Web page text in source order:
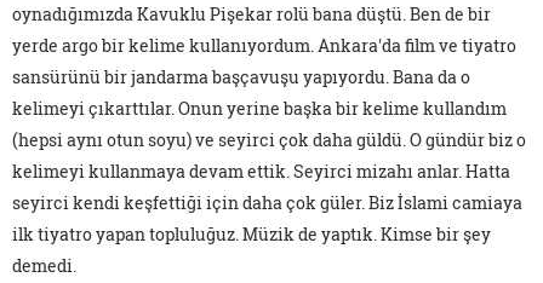
oynadığımızda Kavuklu Pişekar rolü bana düştü. Ben de bir
yerde argo bir kelime kullanıyordum. Ankara'da film ve tiyatro
sansürünü bir jandarma başçavuşu yapıyordu. Bana da o
kelimeyi çıkarttılar. Onun yerine başka bir kelime kullandım
(hepsi aynı otun soyu) ve seyirci çok daha güldü. O gündür biz o
kelimeyi kullanmaya devam ettik. Seyirci mizahı anlar. Hatta
seyirci kendi keşfettiği için daha çok güler. Biz İslami camiaya
ilk tiyatro yapan topluluğuz. Müzik de yaptık. Kimse bir şey
demedi.